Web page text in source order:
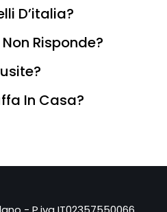
D’italia?
Risponde?
In Casa?